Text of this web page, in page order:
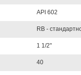
API 602
RB -
1 1/2"
40